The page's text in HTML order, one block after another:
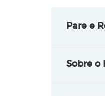
Pare e
Sobre o